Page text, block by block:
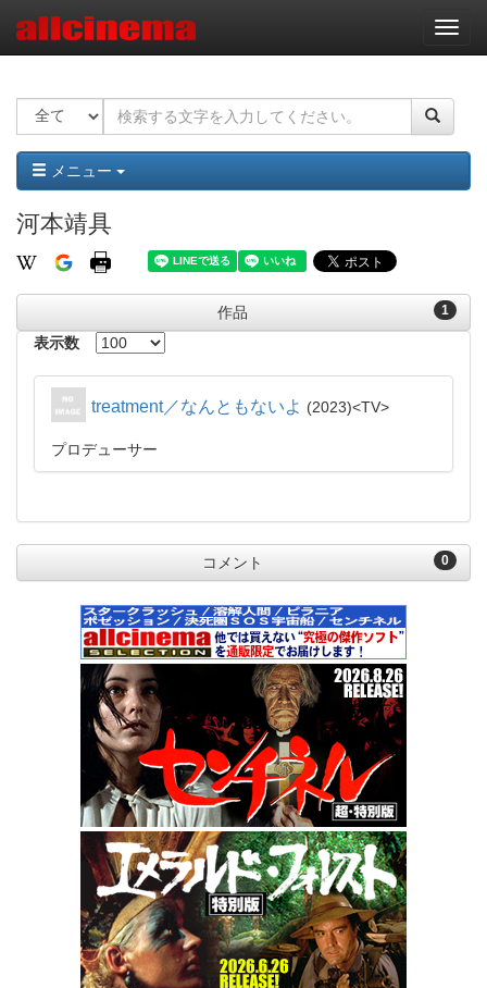
ナ
ビ
ー
ョ
ン
メニュー
河本靖具
1
作品
表示数
treatment／なんともないよ 2023 TV
プロデューサー
0
コメント